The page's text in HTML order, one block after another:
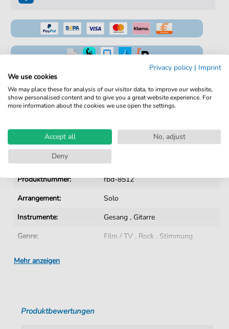
100% Legal & Lizenziert
Von Musikern geprüft
Sofortiger Download nach Kauf
Produktnummer:
fbd-8512
Arrangement:
Solo
Instrumente:
Gesang ,Gitarre
Genre:
Film / TV , Rock , Stimmung
Rock:
Tonart:
Mehr anzeigen
Produktbewertungen
Privacy policy | Imprint
We use cookies
We may place these for analysis of our visitor data, to improve our website,
show personalised content and to give you a great website experience. For
more information about the cookies we use open the settings.
Accept all
No, adjust
Deny